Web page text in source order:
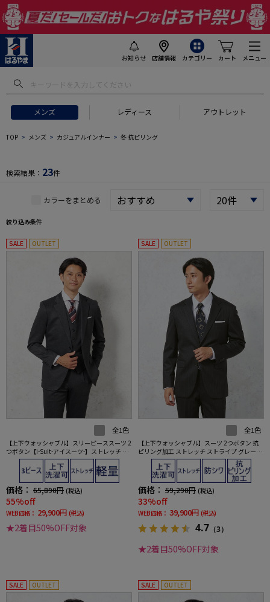
お知らせ 店舗情報 カテゴリー カート メニュー
メンズ レディース アウトレット
フトにおすすめ #セットアップ スーツ
TOP メンズ カジュアルインナー 冬 抗ピリング
検索結果： 23件
カラーをまとめる
絞り込み条件
SALE OUTLET
全1色
【上下ウォッシャブル】スリーピーススーツ 2
つボタン【i-Suit-アイスーツ-】ストレッチ ニ
ット素材 織柄無地 リッケンバッカー 秋冬
価格： 65,890円 (税込)
55%off
WEB価格： 29,900円 (税込)
★2着目50%OFF対象
SALE OUTLET
全1色
【上下ウォッシャブル】スーツ 2つボタン 抗
ピリング加工 ストレッチ ストライプ グレー【i
-Suit-アイスーツ-】秋冬
価格： 59,290円 (税込)
33%off
WEB価格： 39,900円 (税込)
4.7 （3）
★2着目50%OFF対象
SALE OUTLET SALE OUTLET